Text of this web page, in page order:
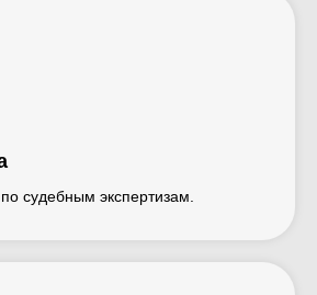
судебным экспертизам.